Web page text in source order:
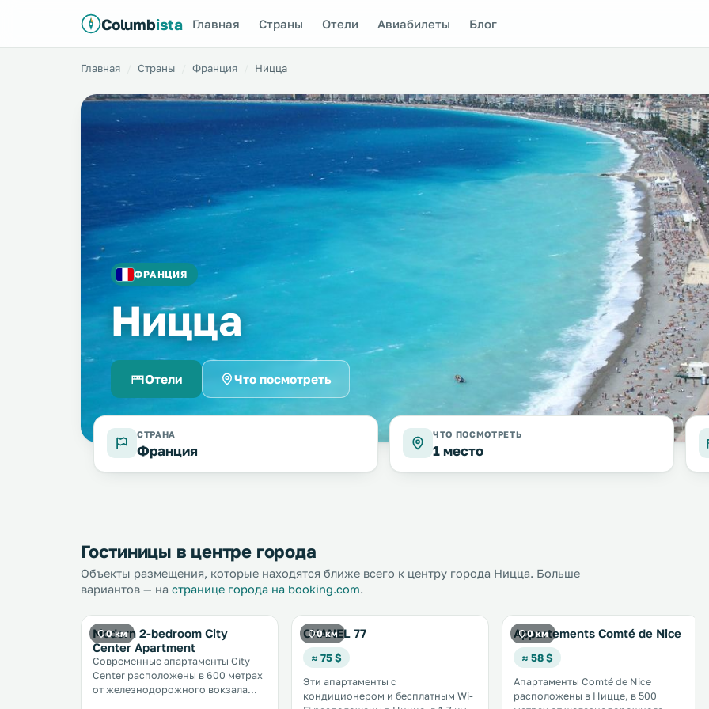
Columbista Главная Страны Отели Авиабилеты Блог
Главная Страны Франция Ницца
ФРАНЦИЯ
Ницца
Отели Что посмотреть
СТРАНА
Франция
ЧТО ПОСМОТРЕТЬ
1 место
Гостиницы в центре города
Объекты размещения, которые находятся ближе всего к центру города Ницца. Больше
вариантов — на странице города на booking.com.
0 км
Modern 2-bedroom City
Center Apartment
Современные апартаменты City
Center расположены в 600 метрах
от железнодорожного вокзала
0 км
CHANEL 77
≈ 75 $
Эти апартаменты с
кондиционером и бесплатным Wi-
0 км
Appartements Comté de Nice
≈ 58 $
Апартаменты Comté de Nice
расположены в Ницце, в 500